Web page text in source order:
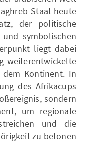
Staat heute
der politische
symbolischen
liegt dabei
weiterentwickelte
dem Kontinent. In
des Afrikacups
sondern
um regionale
und die
zu betonen.